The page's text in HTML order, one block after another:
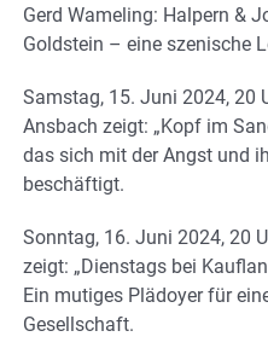
Gerd Wameling: Halpern &
Goldstein – eine szenische
Samstag, 15. Juni 2024, 20
Ansbach zeigt: „Kopf im
das sich mit der Angst und
beschäftigt.
Sonntag, 16. Juni 2024, 20
zeigt: „Dienstags bei
Ein mutiges Plädoyer für
Gesellschaft.